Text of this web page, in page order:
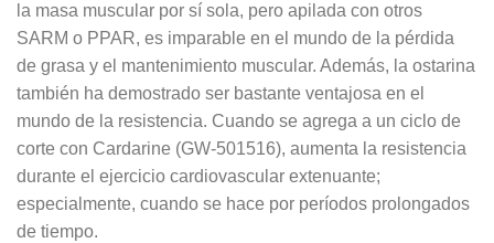
la masa muscular por sí sola, pero apilada con otros
SARM o PPAR, es imparable en el mundo de la pérdida
de grasa y el mantenimiento muscular. Además, la ostarina
también ha demostrado ser bastante ventajosa en el
mundo de la resistencia. Cuando se agrega a un ciclo de
corte con Cardarine (GW-501516), aumenta la resistencia
durante el ejercicio cardiovascular extenuante;
especialmente, cuando se hace por períodos prolongados
de tiempo.